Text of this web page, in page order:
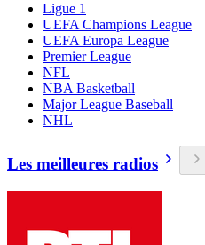
Ligue 1
UEFA Champions League
UEFA Europa League
Premier League
NFL
NBA Basketball
Major League Baseball
NHL
Les meilleures radios